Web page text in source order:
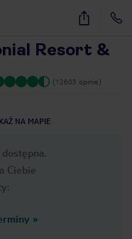
23
Resort &
(12603 opinie)
NA MAPIE
Ciebie
»